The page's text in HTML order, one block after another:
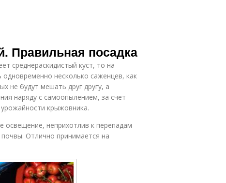
Правильная посадка
среднераскидистый куст, то на
несколько саженцев, как
не будут мешать друг другу, а
наряду с самоопылением, за счет
крыжовника.
освещение, неприхотлив к перепадам
Отлично принимается на